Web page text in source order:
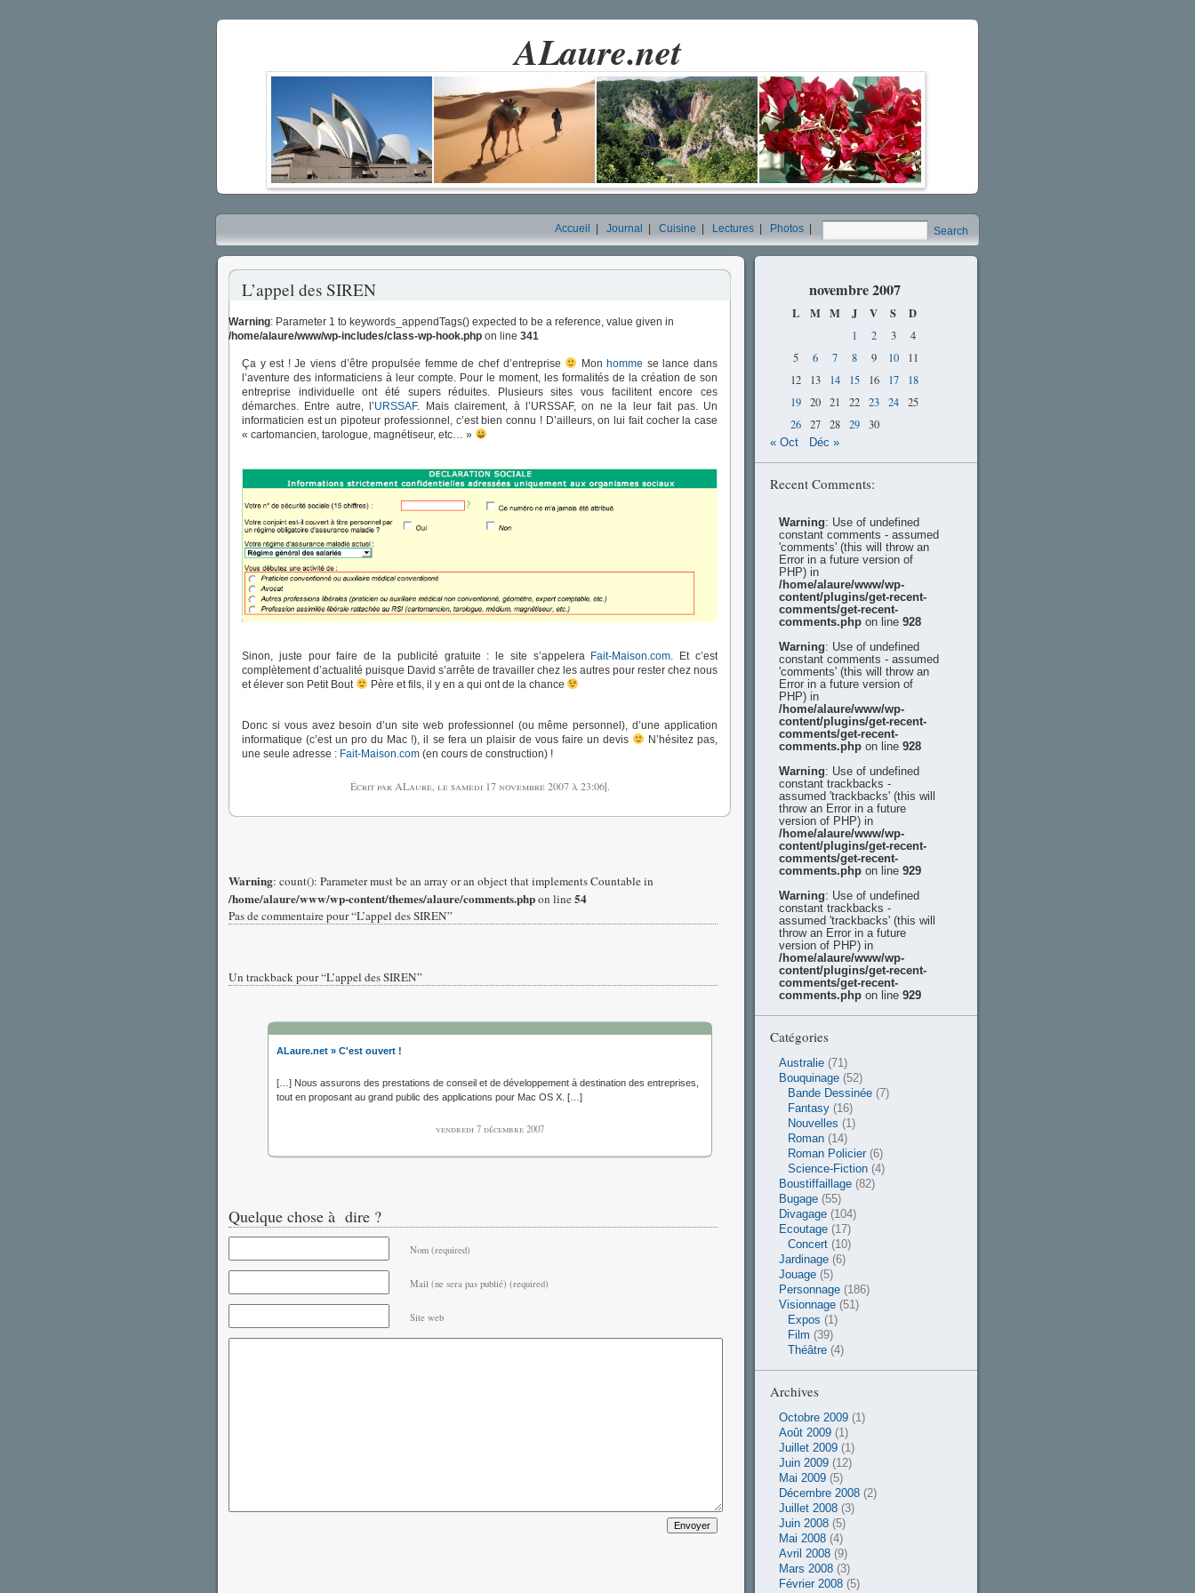
ALaure.net
Search
Accueil Journal Cuisine Lectures Photos
L’appel des SIREN
Warning: Parameter 1 to keywords_appendTags() expected to be a reference, value given in
/home/alaure/www/wp-includes/class-wp-hook.php on line 341
Ça y est ! Je viens d’être propulsée femme de chef d’entreprise Mon homme se lance dans
l’aventure des informaticiens à leur compte. Pour le moment, les formalités de la création de son
entreprise individuelle ont été supers réduites. Plusieurs sites vous facilitent encore ces
démarches. Entre autre, l’URSSAF. Mais clairement, à l’URSSAF, on ne la leur fait pas. Un
informaticien est un pipoteur professionnel, c’est bien connu ! D’ailleurs, on lui fait cocher la case
« cartomancien, tarologue, magnétiseur, etc… »
Sinon, juste pour faire de la publicité gratuite : le site s’appelera Fait-Maison.com. Et c’est
complètement d’actualité puisque David s’arrête de travailler chez les autres pour rester chez nous
et élever son Petit Bout
Père et fils, il y en a qui ont de la chance
Donc si vous avez besoin d’un site web professionnel (ou même personnel), d’une application
informatique (c’est un pro du Mac !), il se fera un plaisir de vous faire un devis
N’hésitez pas,
une seule adresse : Fait-Maison.com (en cours de construction) !
Écrit par ALaure, le samedi 17 novembre 2007à 23:06|.
Warning: count(): Parameter must be an array or an object that implements Countable in
/home/alaure/www/wp-content/themes/alaure/comments.phpon line54
Pas de commentaire pour “L’appel des SIREN”
Un trackback pour “L’appel des SIREN”
ALaure.net » C'est ouvert !
[…] Nous assurons des prestations de conseil et de développement à destination des entreprises,
tout en proposant au grand public des applications pour Mac OS X. […]
vendredi 7 décembre 2007
Quelque chose à dire ?
Nom (required)
Mail (ne sera pas publié) (required)
Site web
novembre 2007
L M M J V S D
1 2 3
4
5
6 7 8 9 10
11
12
13 14 15 16 17
18
19 20 21 22 23 24
25
26 27 28 29 30
« Oct Déc »
Recent Comments:
Warning: Use of undefined
constant comments - assumed
'comments' (this will throw an
Error in a future version of
PHP) in
/home/alaure/www/wp-
content/plugins/get-recent-
comments/get-recent-
comments.php on line 928
Warning: Use of undefined
constant comments - assumed
'comments' (this will throw an
Error in a future version of
PHP) in
/home/alaure/www/wp-
content/plugins/get-recent-
comments/get-recent-
comments.php on line 928
Warning: Use of undefined
constant trackbacks -
assumed 'trackbacks' (this will
throw an Error in a future
version of PHP) in
/home/alaure/www/wp-
content/plugins/get-recent-
comments/get-recent-
comments.php on line 929
Warning: Use of undefined
constant trackbacks -
assumed 'trackbacks' (this will
throw an Error in a future
version of PHP) in
/home/alaure/www/wp-
content/plugins/get-recent-
comments/get-recent-
comments.php on line 929
Catégories
Australie (71)
Bouquinage (52)
Bande Dessinée (7)
Fantasy (16)
Nouvelles (1)
Roman (14)
Roman Policier (6)
Science-Fiction (4)
Boustiffaillage (82)
Bugage (55)
Divagage (104)
Ecoutage (17)
Concert (10)
Jardinage (6)
Jouage (5)
Personnage (186)
Visionnage (51)
Expos (1)
Film (39)
Théâtre (4)
Archives
Octobre 2009 (1)
Août 2009 (1)
Juillet 2009 (1)
Juin 2009 (12)
Mai 2009 (5)
Décembre 2008 (2)
Juillet 2008 (3)
Juin 2008 (5)
Mai 2008 (4)
Avril 2008 (9)
Mars 2008 (3)
Février 2008 (5)